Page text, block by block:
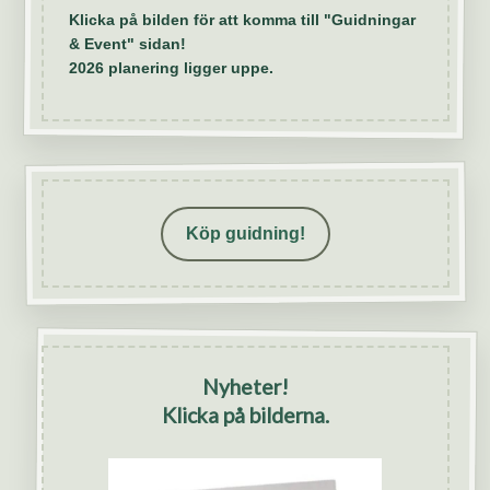
Klicka på bilden för att komma till "Guidningar
& Event" sidan!
2026 planering ligger uppe.
Köp guidning!
Nyheter!
Klicka på bilderna.